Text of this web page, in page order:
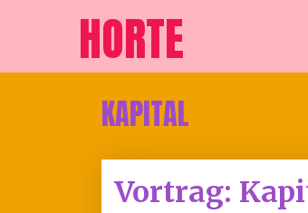
HORTE
KAPITAL
Vortrag: